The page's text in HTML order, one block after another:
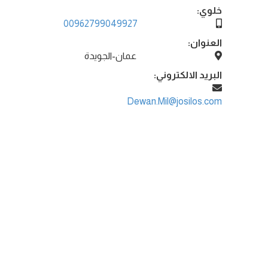
خلوي:
العنوان:
عمان-الجويدة
البريد الالكتروني:
Dewan.Mil@josilos.com